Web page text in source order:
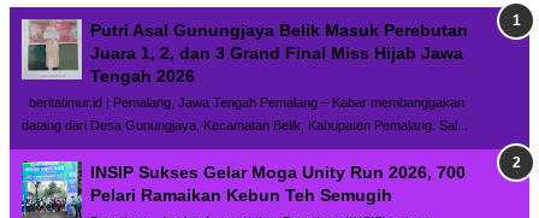
Putri Asal Gunungjaya Belik Masuk Perebutan
Juara 1, 2, dan 3 Grand Final Miss Hijab Jawa
Tengah 2026
beritatimur.id | Pemalang, Jawa Tengah Pemalang – Kabar membanggakan
datang dari Desa Gunungjaya, Kecamatan Belik, Kabupaten Pemalang. Sal...
INSIP Sukses Gelar Moga Unity Run 2026, 700
Pelari Ramaikan Kebun Teh Semugih